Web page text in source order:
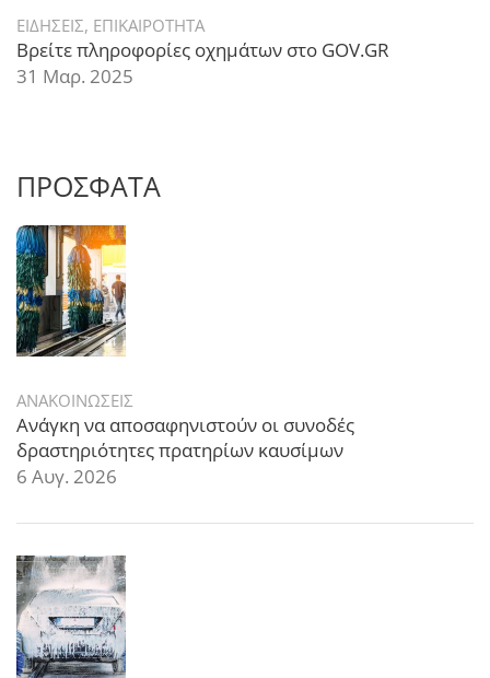
ΕΙΔΗΣΕΙΣ, ΕΠΙΚΑΙΡΟΤΗΤΑ
Βρείτε πληροφορίες οχημάτων στο GOV.GR
31 Μαρ. 2025
ΠΡΟΣΦΑΤΑ
ΑΝΑΚΟΙΝΩΣΕΙΣ
Ανάγκη να αποσαφηνιστούν οι συνοδές
δραστηριότητες πρατηρίων καυσίμων
6 Αυγ. 2026